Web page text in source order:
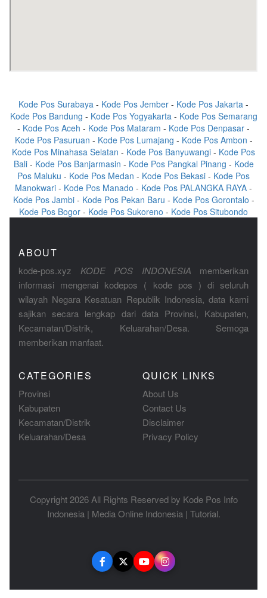
Kode Pos Surabaya - Kode Pos Jember - Kode Pos Jakarta -
Kode Pos Bandung - Kode Pos Yogyakarta- Kode Pos Semarang
- Kode Pos Aceh - Kode Pos Mataram - Kode Pos Denpasar -
Kode Pos Pasuruan - Kode Pos Lumajang - Kode Pos Ambon -
Kode Pos Minahasa Selatan - Kode Pos Banyuwangi - Kode Pos
Bali- Kode Pos Banjarmasin - Kode Pos Pangkal Pinang - Kode
Pos Maluku - Kode Pos Medan - Kode Pos Bekasi - Kode Pos
Manokwari - Kode Pos Manado - Kode Pos PALANGKA RAYA -
Kode Pos Jambi- Kode Pos Pekan Baru - Kode Pos Gorontalo -
Kode Pos Bogor - Kode Pos Sukoreno - Kode Pos Situbondo
ABOUT
kode-pos.xyz KODE POS INDONESIA memberikan
informasi mengenai kodepos ( kode pos ) di seluruh
wilayah Negara Kesatuan Republik Indonesia, data kami
sajikan secara lengkap dari data Provinsi, Kabupaten,
Kecamatan/Distrik, Keluarahan/Desa. Semoga
memberikan manfaat.
CATEGORIES
Provinsi
Kabupaten
Kecamatan/Distrik
Keluarahan/Desa
QUICK LINKS
About Us
Contact Us
Disclaimer
Privacy Policy
Copyright 2026 All Rights Reserved by Kode Pos Info
Indonesia| Media Online Indonesia| Tutorial.